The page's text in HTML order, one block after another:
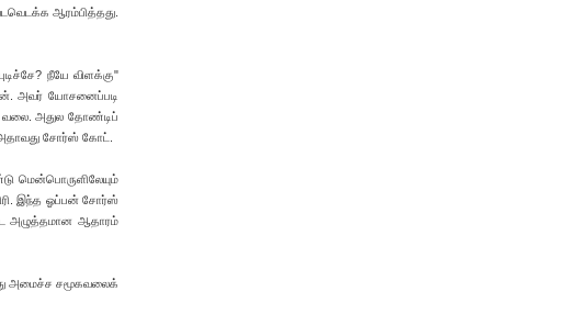
ஆரம்பித்தது.
நீயே விளக்கு"
அவர் யோசனைப்படி
வலை. அதுல தோண்டிப்
சோர்ஸ் கோட்.
மென்பொருளிலேயும்
இந்த ஓப்பன் சோர்ஸ்
அழுத்தமான ஆதாரம்
அமைச்ச சமூகவலைக்